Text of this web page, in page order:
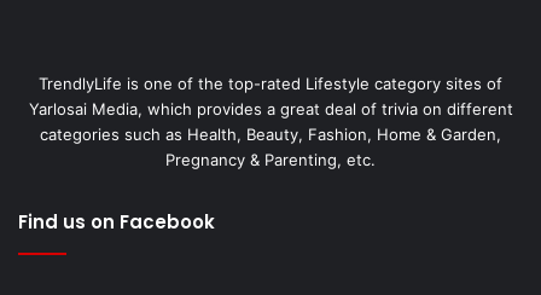
TrendlyLife is one of the top-rated Lifestyle category sites of
Yarlosai Media, which provides a great deal of trivia on different
categories such as Health, Beauty, Fashion, Home & Garden,
Pregnancy & Parenting, etc.
Find us on Facebook